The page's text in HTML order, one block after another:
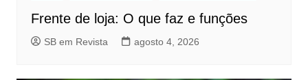
Frente de loja: O que faz e funções
SB em Revista agosto 4, 2026